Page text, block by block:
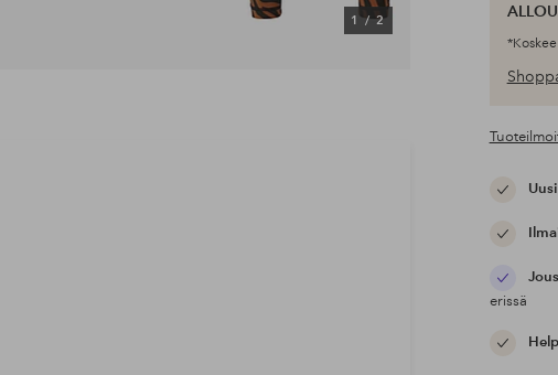
1/2
erissä